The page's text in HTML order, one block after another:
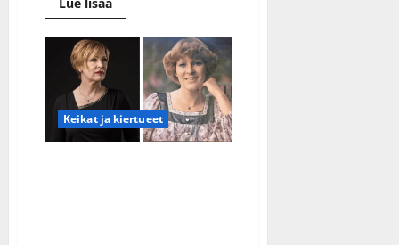
lisää
Kai
Hyttinen
loukkaantui
loppuvuoden
konsertit
siirtyvät
Keikat ja kiertueet